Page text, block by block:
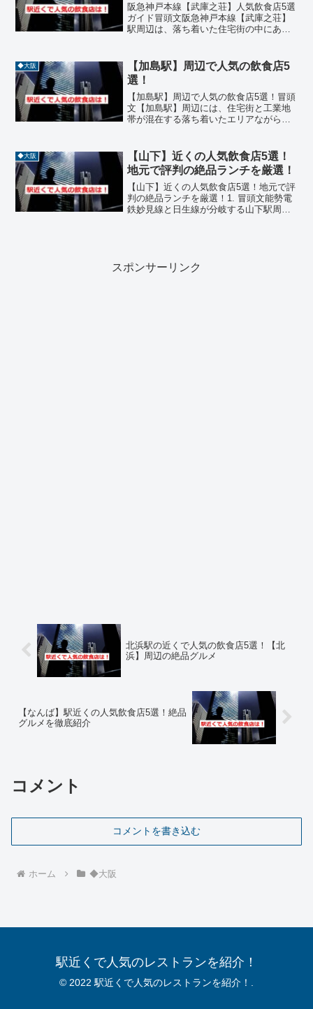
阪急神戸本線【武庫之荘】人気飲食店5選
ガイド冒頭文阪急神戸本線【武庫之荘】
駅周辺は、落ち着いた住宅街の中にあり
老舗から新しいスタイルを取り入れたレ
ストランまで幅広く揃い...
◆大阪
【加島駅】周辺で人気の飲食店5
選！
【加島駅】周辺で人気の飲食店5選！冒頭
文【加島駅】周辺には、住宅街と工業地
帯が混在する落ち着いたエリアながら、
肉、ラーメンなどジャンルも豊富で、ラ
ンチやディナーにぴったり...
◆大阪
【山下】近くの人気飲食店5選！
地元で評判の絶品ランチを厳選！
【山下】近くの人気飲食店5選！地元で評
判の絶品ランチを厳選！1. 冒頭文能勢電
鉄妙見線と日生線が分岐する山下駅周辺
スポンサーリンク
北浜駅の近くで人気の飲食店5選！【北
浜】周辺の絶品グルメ
【なんば】駅近くの人気飲食店5選！絶品
グルメを徹底紹介
コメント
コメントを書き込む
ホーム ◆大阪
駅近くで人気のレストランを紹介！
© 2022 駅近くで人気のレストランを紹介！.